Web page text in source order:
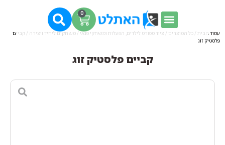
0
עמוד הבית / כל המוצרים / ציוד ספורט לילדים, הפעלות ומשחקי פנאי / משחקים ליחיד ויצירה / קביים
פלסטיק זוג
קביים פלסטיק זוג